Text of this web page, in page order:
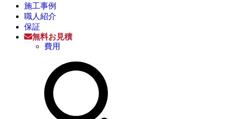
施工事例
職人紹介
保証
無料お見積
費用